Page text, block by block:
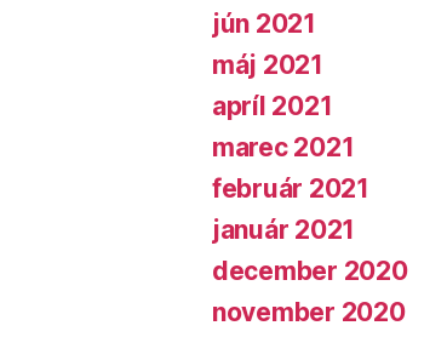
jún 2021
máj 2021
apríl 2021
marec 2021
február 2021
január 2021
december 2020
november 2020